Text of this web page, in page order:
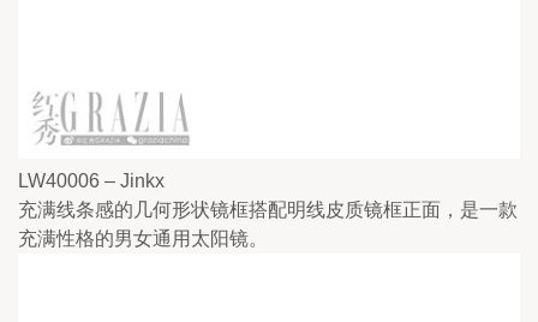
LW40006 – Jinkx
充满线条感的几何形状镜框搭配明线皮质镜框正面，是一款
充满性格的男女通用太阳镜。